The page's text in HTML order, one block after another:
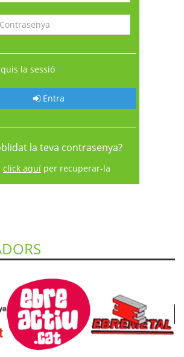
la sessió
Entra
la teva contrasenya?
click aquí per recuperar-la